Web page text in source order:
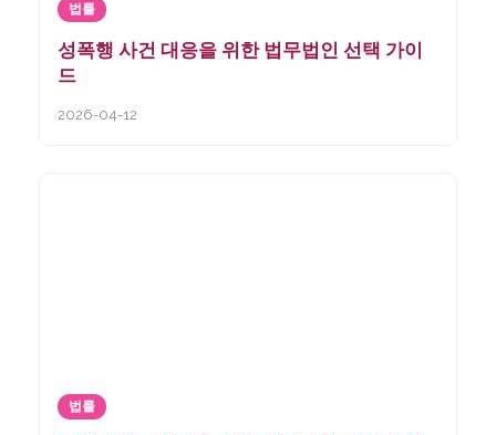
법률
성폭행 사건 대응을 위한 법무법인 선택 가이
드
2026-04-12
법률